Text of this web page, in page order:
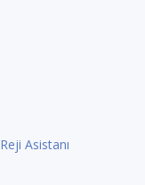
Reji Asistanı